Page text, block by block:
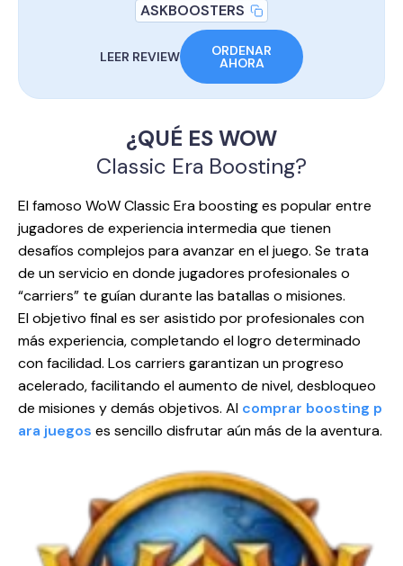
ASKBOOSTERS
LEER REVIEW ORDENAR
AHORA
¿QUÉ ES WOW
Classic Era Boosting?
El famoso WoW Classic Era boosting es popular entre
jugadores de experiencia intermedia que tienen
desafíos complejos para avanzar en el juego. Se trata
de un servicio en donde jugadores profesionales o
“carriers” te guían durante las batallas o misiones.
El objetivo final es ser asistido por profesionales con
más experiencia, completando el logro determinado
con facilidad. Los carriers garantizan un progreso
acelerado, facilitando el aumento de nivel, desbloqueo
de misiones y demás objetivos. Al comprar boosting p
ara juegos es sencillo disfrutar aún más de la aventura.